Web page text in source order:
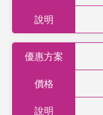
說明
優惠方案
價格
說明